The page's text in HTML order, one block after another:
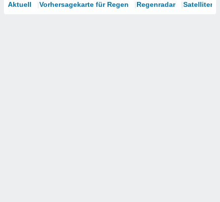
Aktuell Vorhersagekarte für Regen Regenradar Satelliten